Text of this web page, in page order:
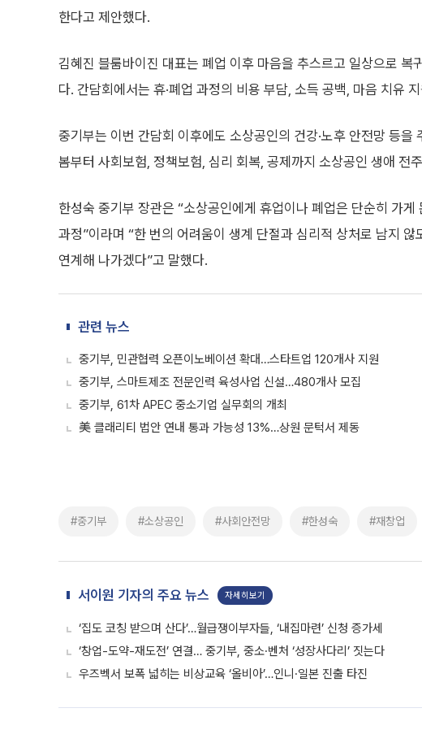
한다고 제안했다.
김혜진 블룸바이진 대표는 폐업 이후 마음을 추스르고 일상으로 복
다. 간담회에서는 휴·폐업 과정의 비용 부담, 소득 공백, 마음 치유
중기부는 이번 간담회 이후에도 소상공인의 건강·노후 안전망 등을
봄부터 사회보험, 정책보험, 심리 회복, 공제까지 소상공인 생애 전
한성숙 중기부 장관은 “소상공인에게 휴업이나 폐업은 단순히 가
과정”이라며 “한 번의 어려움이 생계 단절과 심리적 상처로 남지 않
연계해 나가겠다”고 말했다.
관련 뉴스
중기부, 민관협력 오픈이노베이션 확대…스타트업 120개사 지원
중기부, 스마트제조 전문인력 육성사업 신설…480개사 모집
중기부, 61차 APEC 중소기업 실무회의 개최
美 클래리티 법안 연내 통과 가능성 13%…상원 문턱서 제동
#중기부 #소상공인 #사회안전망 #한성숙 #재창업
서이원 기자의 주요 뉴스 자세히보기
‘집도 코칭 받으며 산다’…월급쟁이부자들, ‘내집마련’ 신청 증가세
‘창업-도약-재도전’ 연결… 중기부, 중소·벤처 ‘성장사다리’ 짓는다
우즈벡서 보폭 넓히는 비상교육 ‘올비아’…인니·일본 진출 타진